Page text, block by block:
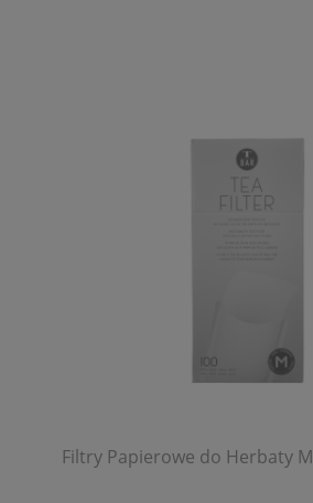
Filtry Papierowe do Herbaty M